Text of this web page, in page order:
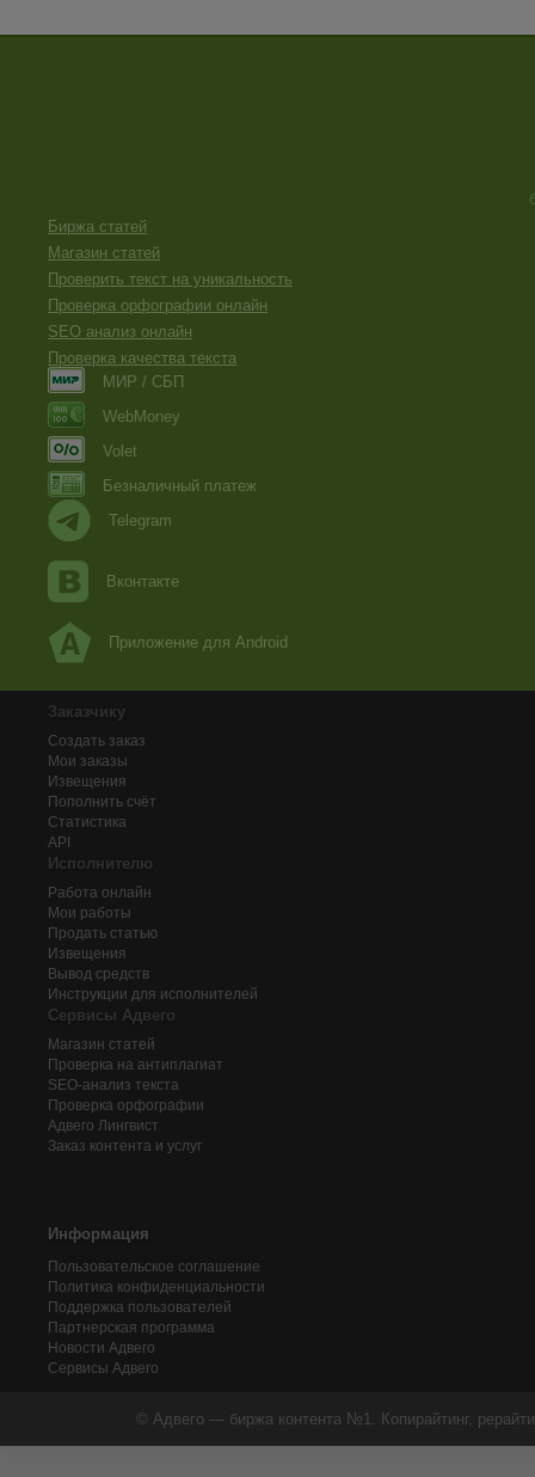
Биржа статей
Магазин статей
Проверить текст на уникальность
Проверка орфографии онлайн
SEO анализ онлайн
Проверка качества текста
МИР / СБП
WebMoney
Volet
Безналичный платеж
Telegram
Вконтакте
Приложение для Android
Заказчику
Создать заказ
Мои заказы
Извещения
Пополнить счёт
Статистика
API
Исполнителю
Работа онлайн
Мои работы
Продать статью
Извещения
Вывод средств
Инструкции для исполнителей
Сервисы Адвего
Магазин статей
Проверка на антиплагиат
SEO-анализ текста
Проверка орфографии
Адвего Лингвист
Заказ контента и услуг
Информация
Пользовательское соглашение
Политика конфиденциальности
Поддержка пользователей
Партнерская программа
Новости Адвего
Сервисы Адвего
© Адвего — биржа контента №1. Копирайтинг,